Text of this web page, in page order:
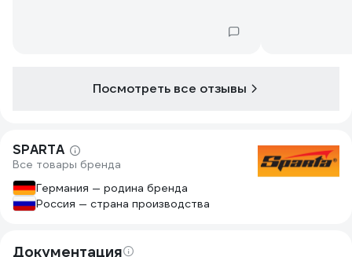
Посмотреть все отзывы
SPARTA
Все товары бренда
Германия — родина бренда
Россия — страна производства
Документация